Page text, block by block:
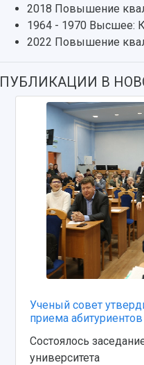
2018 Повышение
1964 - 1970 Высшее:
2022 Повышение
ПУБЛИКАЦИИ В
Ученый совет
приема
Состоялось
университета